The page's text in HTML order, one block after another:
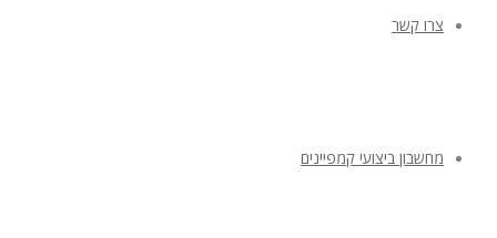
צרו קשר
מחשבון ביצועי קמפיינים